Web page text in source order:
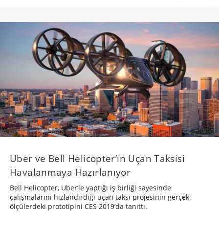
Uber ve Bell Helicopter’ın Uçan Taksisi
Havalanmaya Hazırlanıyor
Bell Helicopter, Uber’le yaptığı iş birliği sayesinde
çalışmalarını hızlandırdığı uçan taksi projesinin gerçek
ölçülerdeki prototipini CES 2019’da tanıttı.